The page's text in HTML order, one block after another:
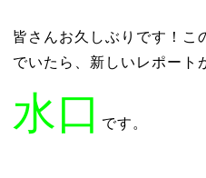
皆さんお久しぶりです！こ
でいたら、新しいレポート
水口 です。